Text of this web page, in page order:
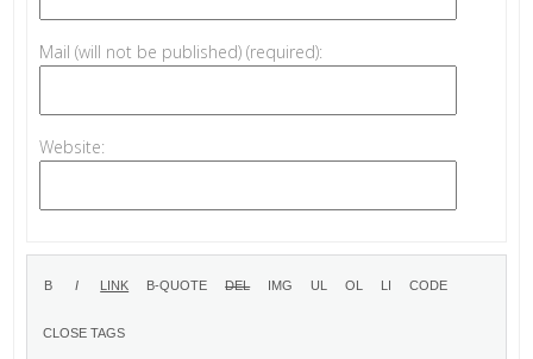
Mail (will not be published) (required):
Website: